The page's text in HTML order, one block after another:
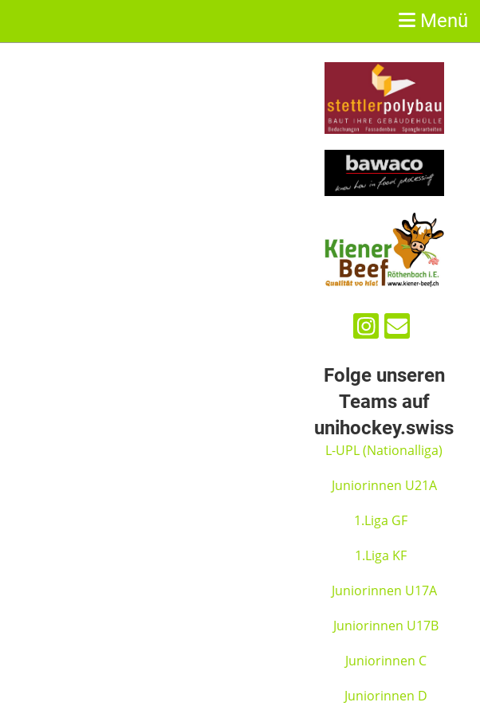
Menü
Folge unseren
Teams auf
unihockey.swiss
L-UPL (Nationalliga)
Juniorinnen U21A
1.Liga GF
1.Liga KF
Juniorinnen U17A
Juniorinnen U17B
Juniorinnen C
Juniorinnen D